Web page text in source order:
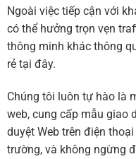
Ngoài việc tiếp cận với
có thể hưởng trọn vẹn
thông minh khác thông
rẻ tại đây.
Chúng tôi luôn tự hào là
web, cung cấp mẫu giao
duyệt Web trên điện
trường, và không ngừng